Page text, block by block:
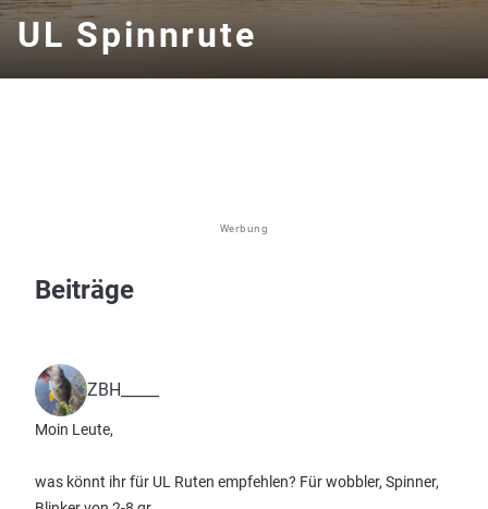
UL Spinnrute
Werbung
Beiträge
ZBH_____
Moin Leute,
was könnt ihr für UL Ruten empfehlen? Für wobbler, Spinner,